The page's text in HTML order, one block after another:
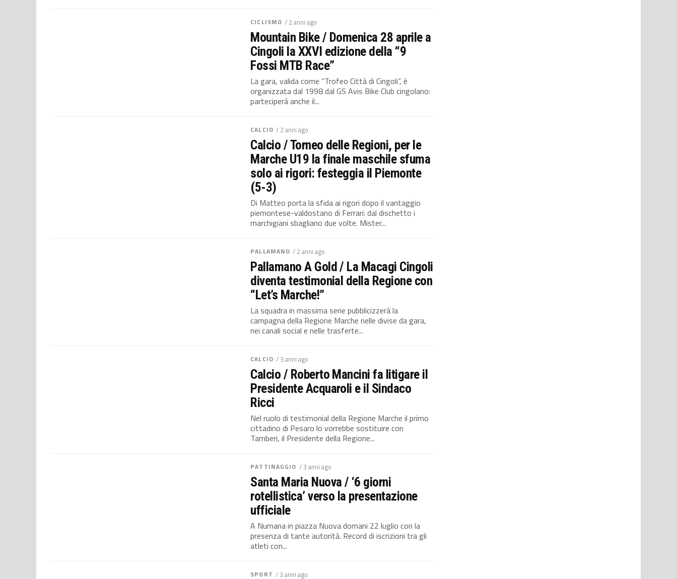
CICLISMO / 2 anni ago
Mountain Bike / Domenica 28 aprile a
Cingoli la XXVI edizione della “9
Fossi MTB Race”
La gara, valida come “Trofeo Città di Cingoli”, è
organizzata dal 1998 dal GS Avis Bike Club cingolano:
parteciperà anche il...
CALCIO / 2 anni ago
Calcio / Torneo delle Regioni, per le
Marche U19 la finale maschile sfuma
solo ai rigori: festeggia il Piemonte
(5-3)
Di Matteo porta la sfida ai rigori dopo il vantaggio
piemontese-valdostano di Ferrari: dal dischetto i
marchigiani sbagliano due volte. Mister...
PALLAMANO / 2 anni ago
Pallamano A Gold / La Macagi Cingoli
diventa testimonial della Regione con
“Let’s Marche!”
La squadra in massima serie pubblicizzerà la
campagna della Regione Marche nelle divise da gara,
nei canali social e nelle trasferte...
CALCIO / 3 anni ago
Calcio / Roberto Mancini fa litigare il
Presidente Acquaroli e il Sindaco
Ricci
Nel ruolo di testimonial della Regione Marche il primo
cittadino di Pesaro lo vorrebbe sostituire con
Tamberi, il Presidente della Regione...
PATTINAGGIO / 3 anni ago
Santa Maria Nuova / ‘6 giorni
rotellistica’ verso la presentazione
ufficiale
A Numana in piazza Nuova domani 22 luglio con la
presenza di tante autorità. Record di iscrizioni tra gli
atleti con...
SPORT / 3 anni ago